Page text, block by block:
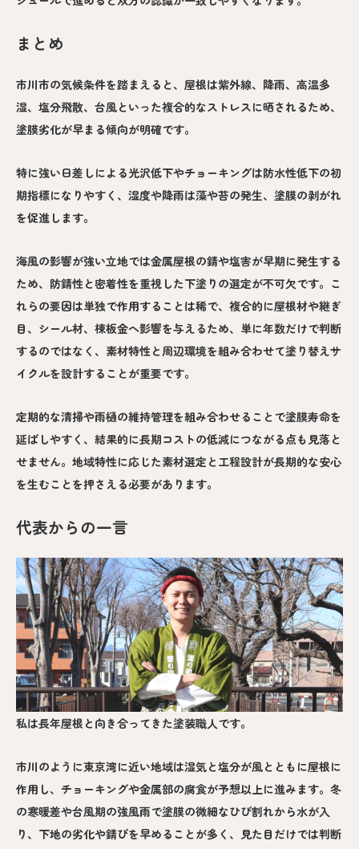
まとめ
市川市の気候条件を踏まえると、屋根は紫外線、降雨、高温多
湿、塩分飛散、台風といった複合的なストレスに晒されるため、
塗膜劣化が早まる傾向が明確です。
特に強い日差しによる光沢低下やチョーキングは防水性低下の初
期指標になりやすく、湿度や降雨は藻や苔の発生、塗膜の剥がれ
を促進します。
海風の影響が強い立地では金属屋根の錆や塩害が早期に発生する
ため、防錆性と密着性を重視した下塗りの選定が不可欠です。こ
れらの要因は単独で作用することは稀で、複合的に屋根材や継ぎ
目、シール材、棟板金へ影響を与えるため、単に年数だけで判断
するのではなく、素材特性と周辺環境を組み合わせて塗り替えサ
イクルを設計することが重要です。
定期的な清掃や雨樋の維持管理を組み合わせることで塗膜寿命を
延ばしやすく、結果的に長期コストの低減につながる点も見落と
せません。地域特性に応じた素材選定と工程設計が長期的な安心
を生むことを押さえる必要があります。
代表からの一言
私は長年屋根と向き合ってきた塗装職人です。
市川のように東京湾に近い地域は湿気と塩分が風とともに屋根に
作用し、チョーキングや金属部の腐食が予想以上に進みます。冬
の寒暖差や台風期の強風雨で塗膜の微細なひび割れから水が入
り、下地の劣化や錆びを早めることが多く、見た目だけでは判断